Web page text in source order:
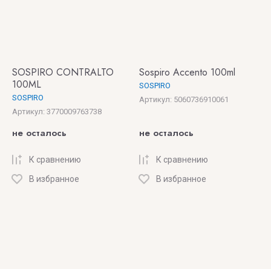
SOSPIRO CONTRALTO
100ML
SOSPIRO
Артикул: 3770009763738
не осталось
К сравнению
В избранное
Sospiro Accento 100ml
SOSPIRO
Артикул: 5060736910061
не осталось
К сравнению
В избранное